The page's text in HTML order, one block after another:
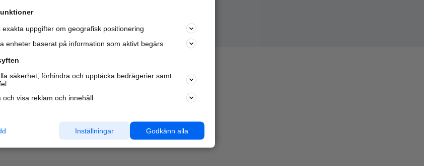
exakta uppgifter om geografisk positionering
enheter baserat på information som aktivt begärs
säkerhet, förhindra och upptäcka bedrägerier samt
och visa reklam och innehåll
Godkänn alla
Inställningar